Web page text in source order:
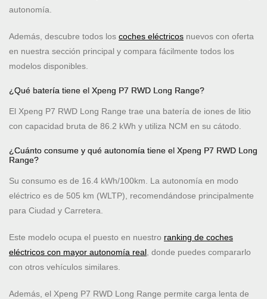
autonomía.
Además, descubre todos los coches eléctricos nuevos con oferta
en nuestra sección principal y compara fácilmente todos los
modelos disponibles.
¿Qué batería tiene el Xpeng P7 RWD Long Range?
El Xpeng P7 RWD Long Range trae una batería de iones de litio
con capacidad bruta de 86.2 kWh y utiliza NCM en su cátodo.
¿Cuánto consume y qué autonomía tiene el Xpeng P7 RWD Long
Range?
Su consumo es de 16.4 kWh/100km. La autonomía en modo
eléctrico es de 505 km (WLTP), recomendándose principalmente
para Ciudad y Carretera.
Este modelo ocupa el puesto en nuestro ranking de coches
eléctricos con mayor autonomía real , donde puedes compararlo
con otros vehículos similares.
Además, el Xpeng P7 RWD Long Range permite carga lenta de